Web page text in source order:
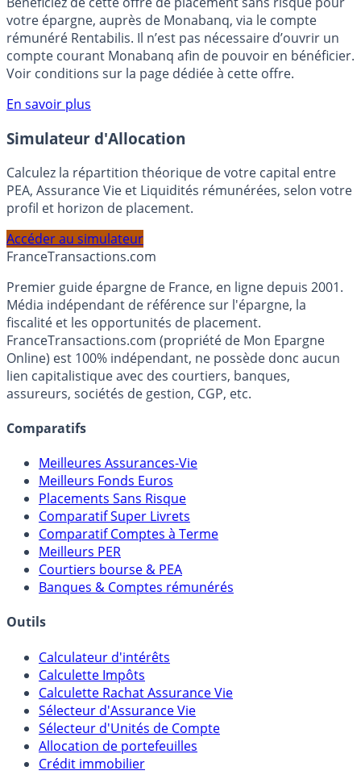
Bénéficiez de cette offre de placement sans risque pour
votre épargne, auprès de Monabanq, via le compte
rémunéré Rentabilis. Il n’est pas nécessaire d’ouvrir un
Voir conditions sur la page dédiée à cette offre.
En savoir plus
Simulateur d'Allocation
Calculez la répartition théorique de votre capital entre
PEA, Assurance Vie et Liquidités rémunérées, selon votre
profil et horizon de placement.
FranceTransactions.com
Premier guide épargne de France, en ligne depuis 2001.
Média indépendant de référence sur l'épargne, la
fiscalité et les opportunités de placement.
FranceTransactions.com (propriété de Mon Epargne
Online) est 100% indépendant, ne possède donc aucun
lien capitalistique avec des courtiers, banques,
assureurs, sociétés de gestion, CGP, etc.
Comparatifs
Meilleures Assurances-Vie
Meilleurs Fonds Euros
Placements Sans Risque
Comparatif Super Livrets
Comparatif Comptes à Terme
Meilleurs PER
Banques & Comptes rémunérés
Outils
Calculateur d'intérêts
Calculette Impôts
Calculette Rachat Assurance Vie
Sélecteur d'Assurance Vie
Sélecteur d'Unités de Compte